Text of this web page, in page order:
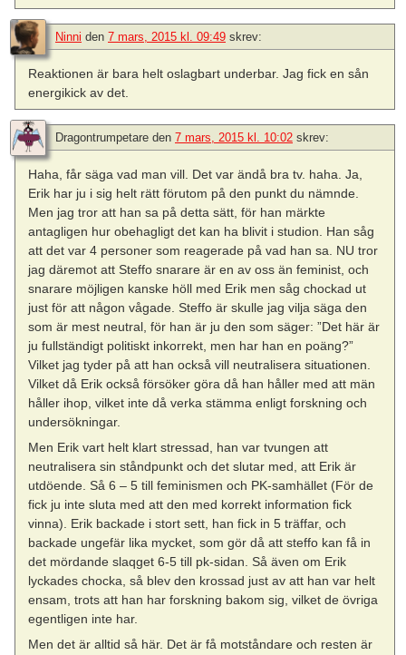
Ninni den 7 mars, 2015 kl. 09:49 skrev:
Reaktionen är bara helt oslagbart underbar. Jag fick en sån
energikick av det.
Dragontrumpetare den 7 mars, 2015 kl. 10:02 skrev:
Haha, får säga vad man vill. Det var ändå bra tv. haha. Ja,
Erik har ju i sig helt rätt förutom på den punkt du nämnde.
Men jag tror att han sa på detta sätt, för han märkte
antagligen hur obehagligt det kan ha blivit i studion. Han såg
att det var 4 personer som reagerade på vad han sa. NU tror
jag däremot att Steffo snarare är en av oss än feminist, och
snarare möjligen kanske höll med Erik men såg chockad ut
just för att någon vågade. Steffo är skulle jag vilja säga den
som är mest neutral, för han är ju den som säger: ”Det här är
ju fullständigt politiskt inkorrekt, men har han en poäng?”
Vilket jag tyder på att han också vill neutralisera situationen.
Vilket då Erik också försöker göra då han håller med att män
håller ihop, vilket inte då verka stämma enligt forskning och
undersökningar.
Men Erik vart helt klart stressad, han var tvungen att
neutralisera sin ståndpunkt och det slutar med, att Erik är
utdöende. Så 6 – 5 till feminismen och PK-samhället (För de
fick ju inte sluta med att den med korrekt information fick
vinna). Erik backade i stort sett, han fick in 5 träffar, och
backade ungefär lika mycket, som gör då att steffo kan få in
det mördande slaqget 6-5 till pk-sidan. Så även om Erik
lyckades chocka, så blev den krossad just av att han var helt
ensam, trots att han har forskning bakom sig, vilket de övriga
egentligen inte har.
Men det är alltid så här. Det är få motståndare och resten är